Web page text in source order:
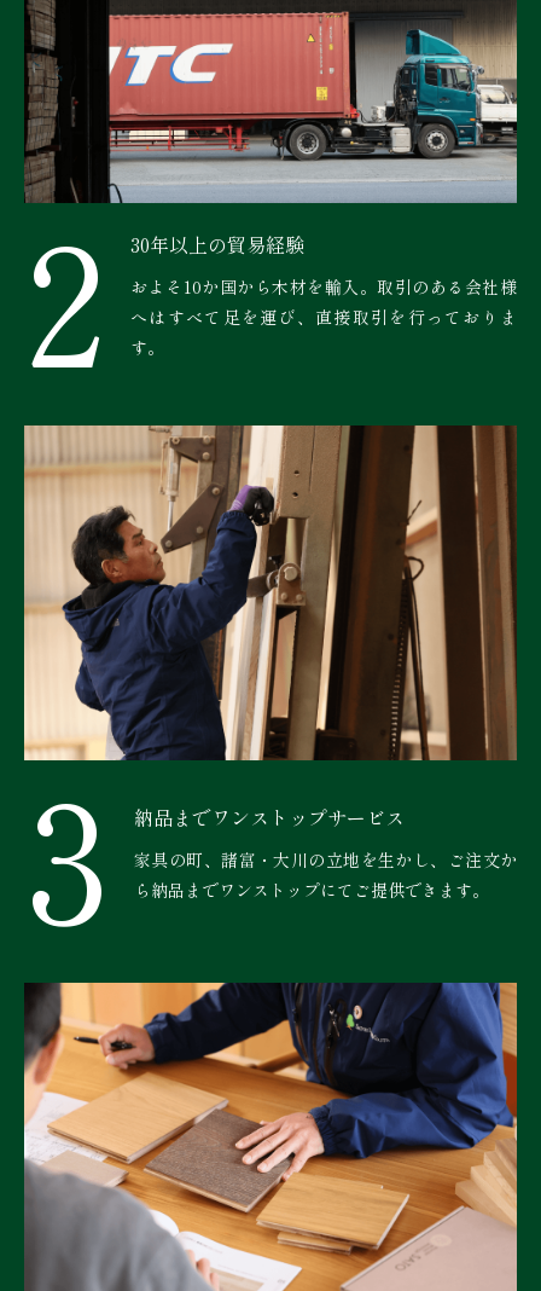
2 30年以上の貿易経験
およそ10か国から木材を輸入。取引のある会社様
へはすべて足を運び、直接取引を行っておりま
す。
3 納品までワンストップサービス
家具の町、諸富・大川の立地を生かし、ご注文か
ら納品までワンストップにてご提供できます。